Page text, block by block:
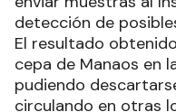
detección de
El resultado
cepa de Manaos en
pudiendo
circulando en otras